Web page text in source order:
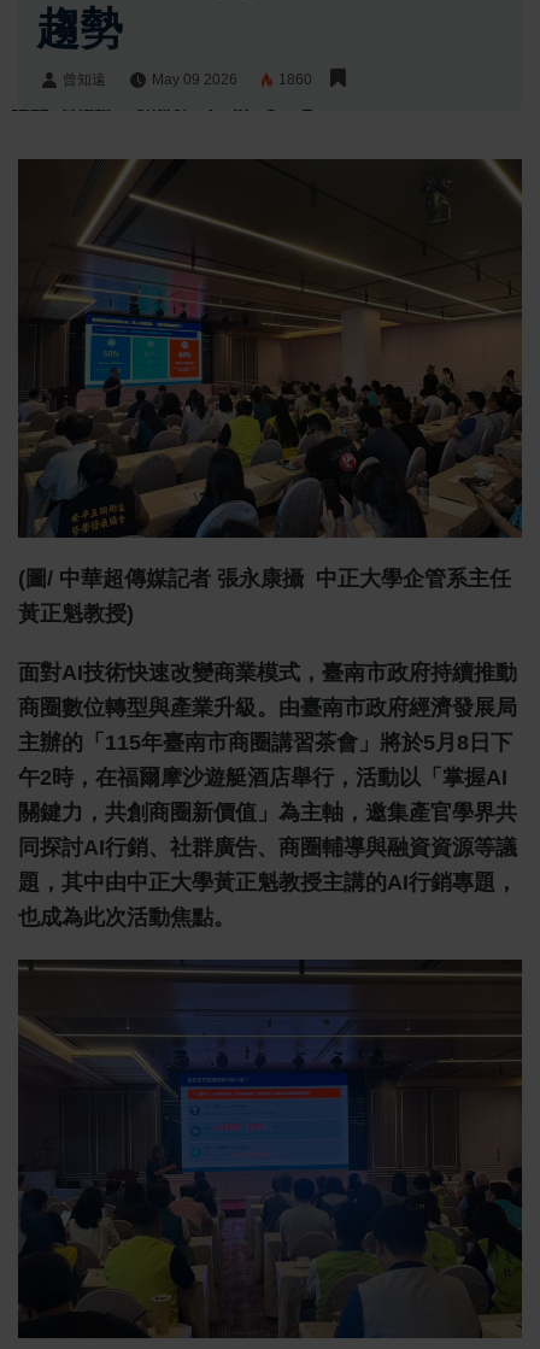
趨勢
曾知遠 May 09 2026 1860
(圖/ 中華超傳媒記者 張永康攝 中正大學企管系主任
黃正魁教授)
面對AI技術快速改變商業模式，臺南市政府持續推動
商圈數位轉型與產業升級。由臺南市政府經濟發展局
主辦的「115年臺南市商圈講習茶會」將於5月8日下
午2時，在福爾摩沙遊艇酒店舉行，活動以「掌握AI
關鍵力，共創商圈新價值」為主軸，邀集產官學界共
同探討AI行銷、社群廣告、商圈輔導與融資資源等議
題，其中由中正大學黃正魁教授主講的AI行銷專題，
也成為此次活動焦點。